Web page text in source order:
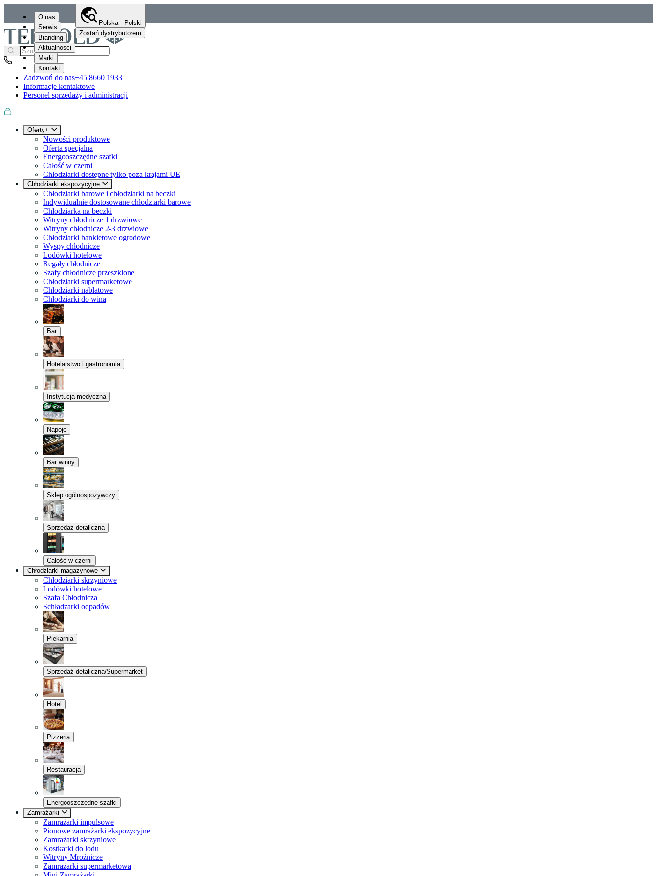
O nas
Serwis
Branding
Aktualnosci
Marki
Kontakt
Polska - Polski
Zostań dystrybutorem
Zadzwoń do nas+45 8660 1933
Informacje kontaktowe
Personel sprzedaży i administracji
Oferty+
Nowości produktowe
Oferta specjalna
Energooszczędne szafki
Całość w czerni
Chłodziarki dostępne tylko poza krajami UE
Chłodziarki ekspozycyjne
Chłodziarki barowe i chłodziarki na beczki
Indywidualnie dostosowane chłodziarki barowe
Chłodziarka na beczki
Witryny chłodnicze 1 drzwiowe
Witryny chłodnicze 2-3 drzwiowe
Chłodziarki bankietowe ogrodowe
Wyspy chłodnicze
Lodówki hotelowe
Regały chłodnicze
Szafy chłodnicze przeszklone
Chłodziarki supermarketowe
Chłodziarki nablatowe
Chłodziarki do wina
Bar
Hotelarstwo i gastronomia
Instytucja medyczna
Napoje
Bar winny
Sklep ogólnospożywczy
Sprzedaż detaliczna
Całość w czerni
Chłodziarki magazynowe
Chłodziarki skrzyniowe
Lodówki hotelowe
Szafa Chłodnicza
Schładzarki odpadów
Piekarnia
Sprzedaż detaliczna/Supermarket
Hotel
Pizzeria
Restauracja
Energooszczędne szafki
Zamrażarki
Zamrażarki impulsowe
Pionowe zamrażarki ekspozycyjne
Zamrażarki skrzyniowe
Kostkarki do lodu
Witryny Mroźnicze
Zamrażarki supermarketowa